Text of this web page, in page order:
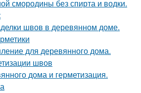
смородины без спирта и водки.
швов в деревянном доме.
для деревянного дома.
швов
дома и герметизация.